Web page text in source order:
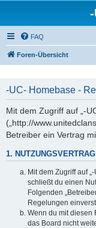
FAQ
Foren-Übersicht
-UC- Homebase -
Mit dem Zugriff auf „-
(„http://
Betreiber ein Vertrag
1. NUTZUNGSVERTRAG
Mit dem Zugriff auf
schließt du einen
Folgenden
Regelungen
Wenn du mit diesen
das Board nicht